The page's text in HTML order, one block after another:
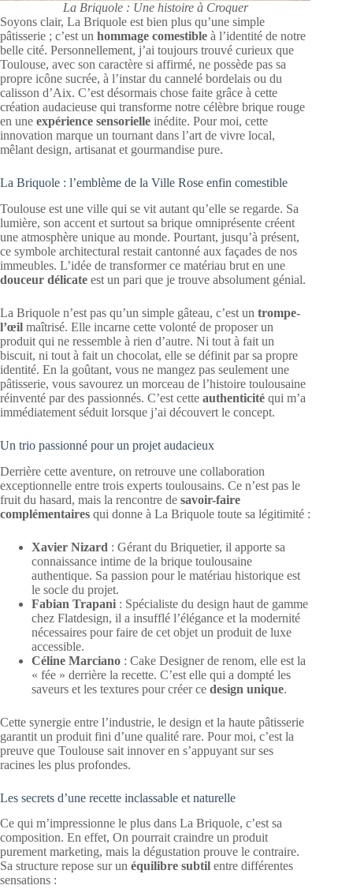
La Briquole : Une histoire à Croquer
Soyons clair, La Briquole est bien plus qu’une simple
pâtisserie ; c’est un hommage comestible à l’identité de notre
belle cité. Personnellement, j’ai toujours trouvé curieux que
Toulouse, avec son caractère si affirmé, ne possède pas sa
propre icône sucrée, à l’instar du cannelé bordelais ou du
calisson d’Aix. C’est désormais chose faite grâce à cette
création audacieuse qui transforme notre célèbre brique rouge
en une expérience sensorielle inédite. Pour moi, cette
innovation marque un tournant dans l’art de vivre local,
mêlant design, artisanat et gourmandise pure.
La Briquole : l’emblème de la Ville Rose enfin comestible
Toulouse est une ville qui se vit autant qu’elle se regarde. Sa
lumière, son accent et surtout sa brique omniprésente créent
une atmosphère unique au monde. Pourtant, jusqu’à présent,
ce symbole architectural restait cantonné aux façades de nos
immeubles. L’idée de transformer ce matériau brut en une
douceur délicate est un pari que je trouve absolument génial.
La Briquole n’est pas qu’un simple gâteau, c’est un trompe-
l’œil maîtrisé. Elle incarne cette volonté de proposer un
produit qui ne ressemble à rien d’autre. Ni tout à fait un
biscuit, ni tout à fait un chocolat, elle se définit par sa propre
identité. En la goûtant, vous ne mangez pas seulement une
pâtisserie, vous savourez un morceau de l’histoire toulousaine
réinventé par des passionnés. C’est cette authenticité qui m’a
immédiatement séduit lorsque j’ai découvert le concept.
Un trio passionné pour un projet audacieux
Derrière cette aventure, on retrouve une collaboration
exceptionnelle entre trois experts toulousains. Ce n’est pas le
fruit du hasard, mais la rencontre de savoir-faire
complémentaires qui donne à La Briquole toute sa légitimité :
Xavier Nizard : Gérant du Briquetier, il apporte sa
connaissance intime de la brique toulousaine
authentique. Sa passion pour le matériau historique est
le socle du projet.
Fabian Trapani : Spécialiste du design haut de gamme
chez Flatdesign, il a insufflé l’élégance et la modernité
nécessaires pour faire de cet objet un produit de luxe
accessible.
Céline Marciano : Cake Designer de renom, elle est la
« fée » derrière la recette. C’est elle qui a dompté les
saveurs et les textures pour créer ce design unique.
Cette synergie entre l’industrie, le design et la haute pâtisserie
garantit un produit fini d’une qualité rare. Pour moi, c’est la
preuve que Toulouse sait innover en s’appuyant sur ses
racines les plus profondes.
Les secrets d’une recette inclassable et naturelle
Ce qui m’impressionne le plus dans La Briquole, c’est sa
composition. En effet, On pourrait craindre un produit
purement marketing, mais la dégustation prouve le contraire.
Sa structure repose sur un équilibre subtil entre différentes
sensations :